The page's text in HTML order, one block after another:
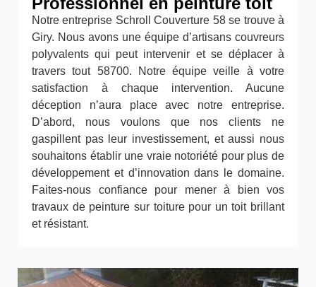
Notre entreprise Schroll Couverture 58 se trouve à
Giry. Nous avons une équipe d’artisans couvreurs
polyvalents qui peut intervenir et se déplacer à
travers tout 58700. Notre équipe veille à votre
satisfaction à chaque intervention. Aucune
déception n’aura place avec notre entreprise.
D’abord, nous voulons que nos clients ne
gaspillent pas leur investissement, et aussi nous
souhaitons établir une vraie notoriété pour plus de
développement et d’innovation dans le domaine.
Faites-nous confiance pour mener à bien vos
travaux de peinture sur toiture pour un toit brillant
et résistant.